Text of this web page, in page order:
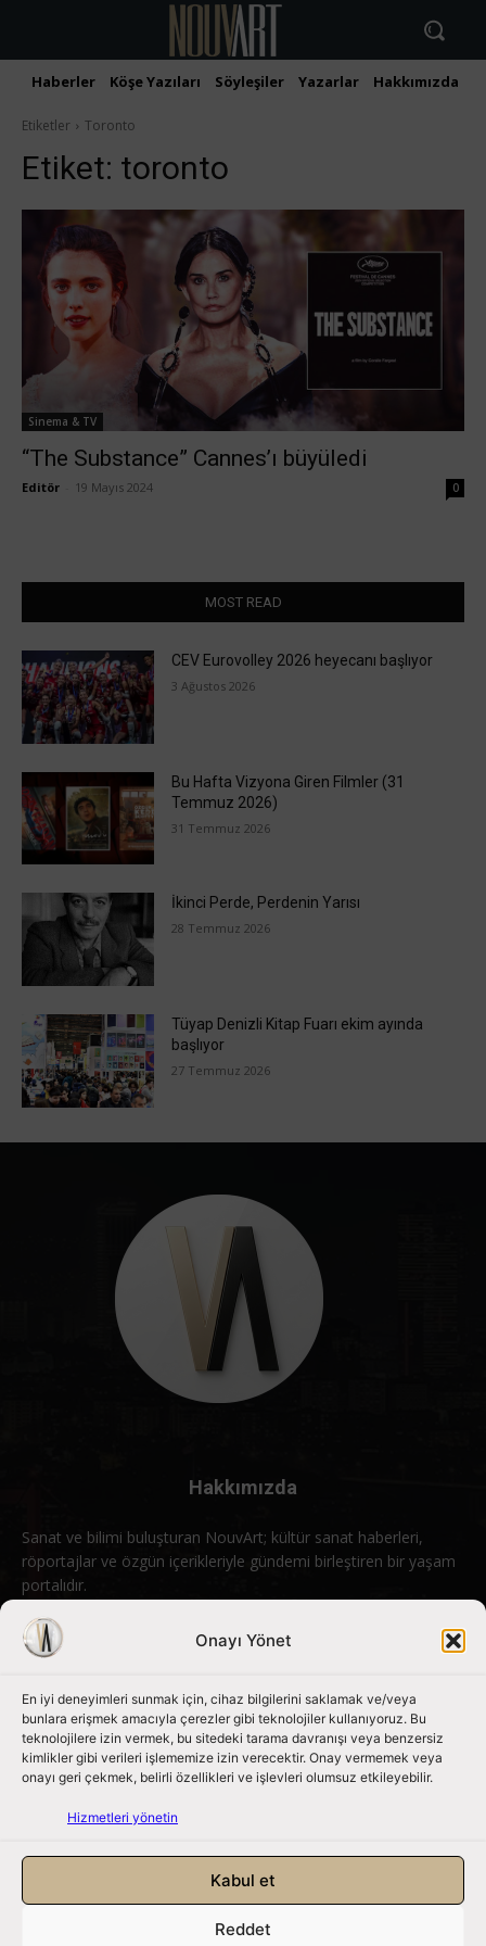
Onayı Yönet
En iyi deneyimleri sunmak için, cihaz bilgilerini saklamak ve/veya
bunlara erişmek amacıyla çerezler gibi teknolojiler kullanıyoruz. Bu
teknolojilere izin vermek, bu sitedeki tarama davranışı veya benzersiz
kimlikler gibi verileri işlememize izin verecektir. Onay vermemek veya
onayı geri çekmek, belirli özellikleri ve işlevleri olumsuz etkileyebilir.
Hizmetleri yönetin
Kabul et
Reddet
Haberler Köşe Yazıları Söyleşiler Yazarlar Hakkımızda
Etiketler Toronto
Etiket: toronto
Sinema & TV
“The Substance” Cannes’ı büyüledi
Editör 19 Mayıs 2024 0
MOST READ
CEV Eurovolley 2026 heyecanı başlıyor
3 Ağustos 2026
Bu Hafta Vizyona Giren Filmler (31
Temmuz 2026)
31 Temmuz 2026
İkinci Perde, Perdenin Yarısı
28 Temmuz 2026
Tüyap Denizli Kitap Fuarı ekim ayında
başlıyor
27 Temmuz 2026
Hakkımızda
Sanat ve bilimi buluşturan NouvArt; kültür sanat haberleri,
röportajlar ve özgün içerikleriyle gündemi birleştiren bir yaşam
portalıdır.
Bizimle iletişime geçin: info@nouvart.net
Bizi Takip Edin